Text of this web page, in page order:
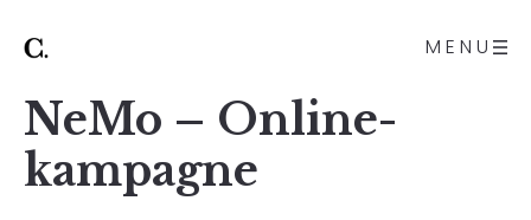
MENU
NeMo – Online-
kampagne